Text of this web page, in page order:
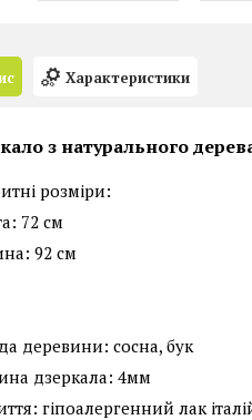
Характеристики
з натурального
розміри:
72 см
92 см
деревини: сосна, бук
дзеркала: 4мм
: гіпоалергенний лак